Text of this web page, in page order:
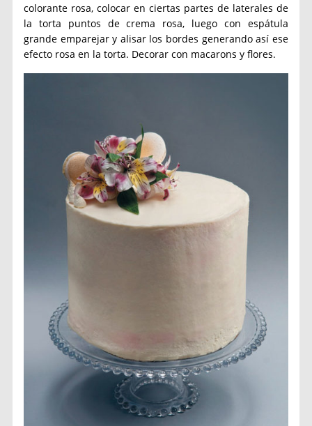
colorante rosa, colocar en ciertas partes de laterales de
la torta puntos de crema rosa, luego con espátula
grande emparejar y alisar los bordes generando así ese
efecto rosa en la torta. Decorar con macarons y flores.